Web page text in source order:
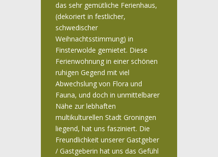
das sehr gemütliche Ferienhaus,
(dekoriert in festlicher,
schwedischer
Weihnachtsstimmung) in
Finsterwolde gemietet. Diese
Ferienwohnung in einer schönen
ruhigen Gegend mit viel
Abwechslung von Flora und
Fauna, und doch in unmittelbarer
Nähe zur lebhaften
multikulturellen Stadt Groningen
liegend, hat uns fasziniert. Die
Freundlichkeit unserer Gastgeber
/ Gastgeberin hat uns das Gefühl